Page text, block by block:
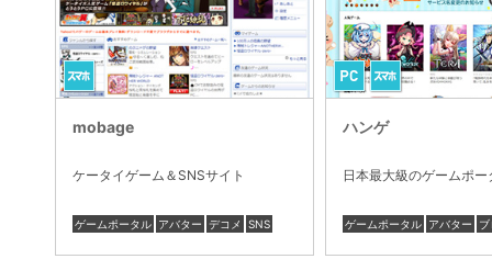
mobage
ケータイゲーム＆SNSサイト
ゲームポータル アバター デコメ SNS
ハンゲ
日本最大級のゲームポー
ゲームポータル アバター